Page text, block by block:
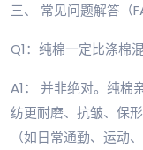
三、 常见问题解答（
Q1：纯棉一定比涤棉
A1： 并非绝对。纯棉
纺更耐磨、抗皱、保
（如日常通勤、运动